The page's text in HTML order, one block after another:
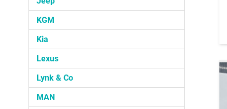
KGM
Kia
Lexus
Lynk & Co
MAN